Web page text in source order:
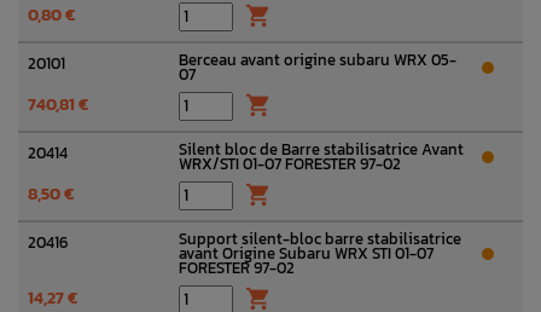
0,80 € 
20101 Berceau avant origine subaru WRX 05-
07
740,81 € 
20414 Silent bloc de Barre stabilisatrice Avant
WRX/STI 01-07 FORESTER 97-02
8,50 € 
20416 Support silent-bloc barre stabilisatrice
avant Origine Subaru WRX STI 01-07
FORESTER 97-02
14,27 € 